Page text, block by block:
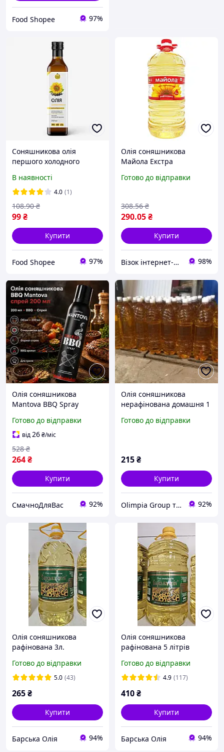
Food Shopee 97%
Соняшникова олія
першого холодного
олія" 250 мл
В наявності
4.0 (1)
99₴
108.90 ₴
Купити
Food Shopee 97%
Олія соняшникова
Майола Екстра
(4820060041913)
Готово до відправки
290.05₴
308.56 ₴
Купити
Візок інтернет-магазин 98%
Олія соняшникова
Mantova BBQ Spray
гриля барбекю 200 мл
рослинна олія для
щоденного використання
Готово до відправки
від26₴/міс
264₴
528 ₴
Купити
СмачноДляВас 92%
Олія соняшникова
нерафінована домашня 1
Готово до відправки
215₴
Купити
Olimpia Group товари для побуту та сувеніри 92%
Олія соняшникова
рафінована 3л.
Готово до відправки
5.0 (43)
265₴
Купити
Барська Олія 94%
Олія соняшникова
рафінована 5 літрів
Готово до відправки
4.9 (117)
410₴
Купити
Барська Олія 94%